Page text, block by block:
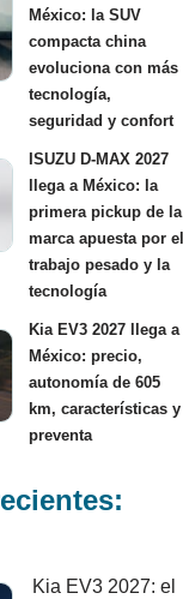
México: la SUV
compacta china
evoluciona con más
tecnología,
seguridad y confort
ISUZU D-MAX 2027
llega a México: la
primera pickup de la
marca apuesta por el
trabajo pesado y la
tecnología
Kia EV3 2027 llega a
México: precio,
autonomía de 605
km, características y
preventa
Kia EV3 2027: el